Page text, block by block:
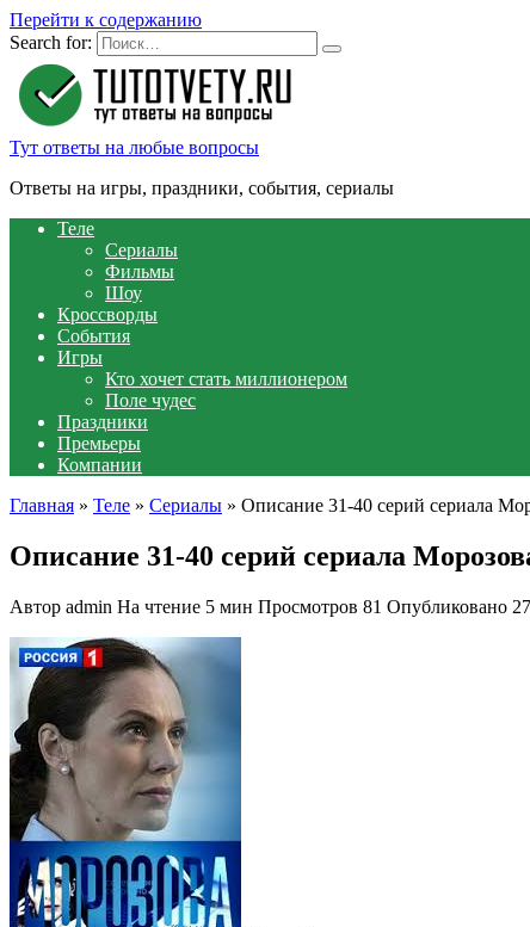
Перейти к содержанию
Search for:
Тут ответы на любые вопросы
Ответы на игры, праздники, события, сериалы
Теле
Сериалы
Фильмы
Шоу
Кроссворды
События
Игры
Кто хочет стать миллионером
Поле чудес
Праздники
Премьеры
Компании
Главная » Теле » Сериалы » Описание 31-40 серий сериала
Описание 31-40 серий сериала
Автор admin На чтение 5 мин Просмотров 81 Опубликовано